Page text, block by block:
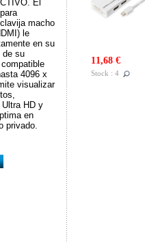
El
macho
le
en su
de su
4096 x
visualizar
HD y
en
privado.
11,68 €
Stock : 4